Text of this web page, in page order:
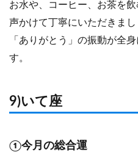
お水や、コーヒー、お茶を
声かけて丁寧にいただきまし
「ありがとう」の振動が全
す。
9)いて座
①今月の総合運